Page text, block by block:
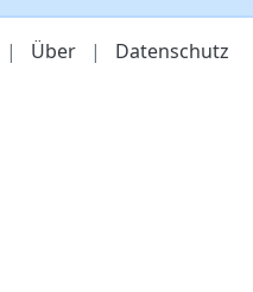
| Über | Datenschutz